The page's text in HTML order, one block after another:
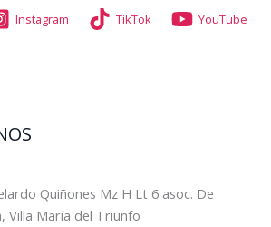
en
Instagram TikTok YouTube
Quiñones Mz H Lt 6 asoc. De
Villa María del Triunfo